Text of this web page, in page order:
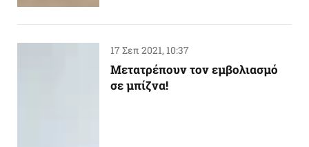
17 Σεπ 2021, 10:37
Μετατρέπουν τον εμβολιασμό
σε μπίζνα!